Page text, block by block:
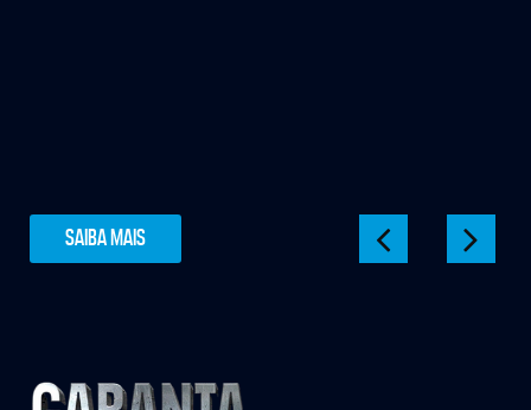
SAIBA MAIS